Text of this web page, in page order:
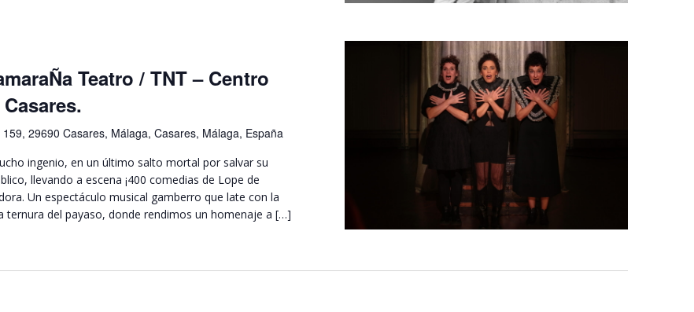
Teatro / TNT – Centro
159, 29690 Casares, Málaga, Casares, Málaga, España
ingenio, en un último salto mortal por salvar su
llevando a escena ¡400 comedias de Lope de
Un espectáculo musical gamberro que late con la
ternura del payaso, donde rendimos un homenaje a […]